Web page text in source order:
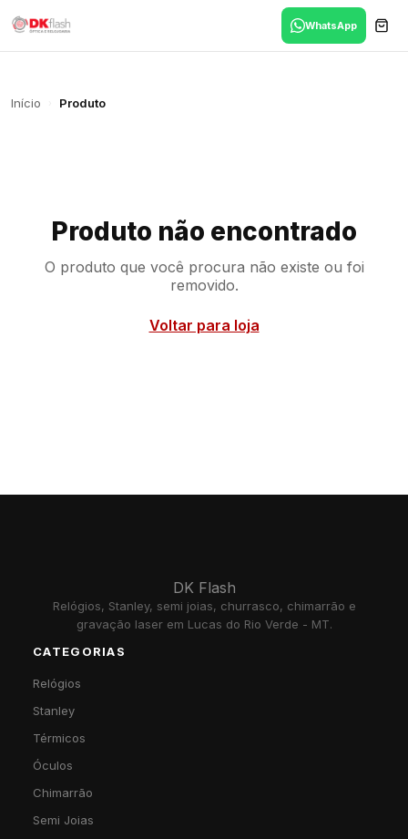
WhatsApp
Início Produto
Produto não encontrado
O produto que você procura não existe ou foi
removido.
Voltar para loja
DK Flash
Relógios, Stanley, semi joias, churrasco, chimarrão e
gravação laser em Lucas do Rio Verde - MT.
CATEGORIAS
Relógios
Stanley
Térmicos
Óculos
Chimarrão
Semi Joias